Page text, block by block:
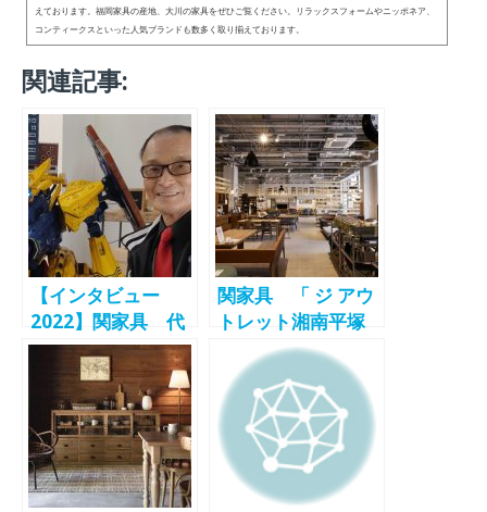
えております。福岡家具の産地、大川の家具をぜひご覧ください。リラックスフォームやニッポネア、
コンティークスといった人気ブランドも数多く取り揃えております。
関連記事:
【インタビュー
2022】関家具 代
表取締役社長 関
文彦 氏
関家具 「 ジ アウ
トレット湘南平塚
店」 4/28オープ
ン -SEKI
FURNITURE-